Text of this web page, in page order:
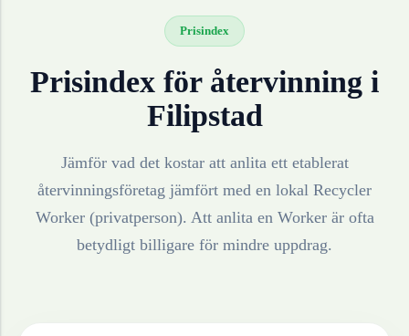
Prisindex
Prisindex för återvinning i
Filipstad
Jämför vad det kostar att anlita ett etablerat
återvinningsföretag jämfört med en lokal Recycler
Worker (privatperson). Att anlita en Worker är ofta
betydligt billigare för mindre uppdrag.